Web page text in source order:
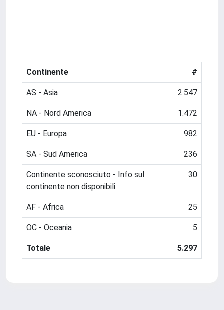
Continente #
AS - Asia 2.547
NA - Nord America 1.472
EU - Europa 982
SA - Sud America 236
Continente sconosciuto - Info sul
continente non disponibili
30
AF - Africa 25
OC - Oceania 5
Totale 5.297